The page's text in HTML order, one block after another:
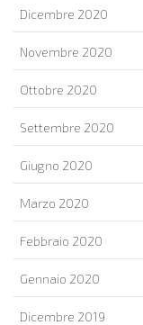
Dicembre 2020
Novembre 2020
Ottobre 2020
Settembre 2020
Giugno 2020
Marzo 2020
Febbraio 2020
Gennaio 2020
Dicembre 2019